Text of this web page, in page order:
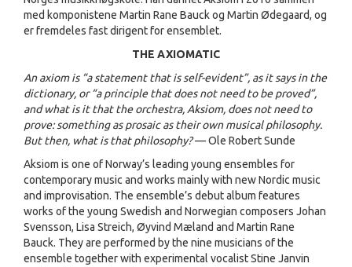
med komponistene Martin Rane Bauck og Martin Ødegaard, og
er fremdeles fast dirigent for ensemblet.
THE AXIOMATIC
An axiom is “a statement that is self-evident”, as it says in the
dictionary, or “a principle that does not need to be proved”,
and what is it that the orchestra, Aksiom, does not need to
prove: something as prosaic as their own musical philosophy.
But then, what is that philosophy?— Ole Robert Sunde
Aksiom is one of Norway’s leading young ensembles for
contemporary music and works mainly with new Nordic music
and improvisation. The ensemble’s debut album features
works of the young Swedish and Norwegian composers Johan
Svensson, Lisa Streich, Øyvind Mæland and Martin Rane
Bauck. They are performed by the nine musicians of the
ensemble together with experimental vocalist Stine Janvin